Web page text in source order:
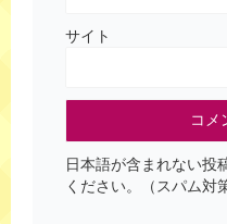
サイト
日本語が含まれない投
ください。（スパム対